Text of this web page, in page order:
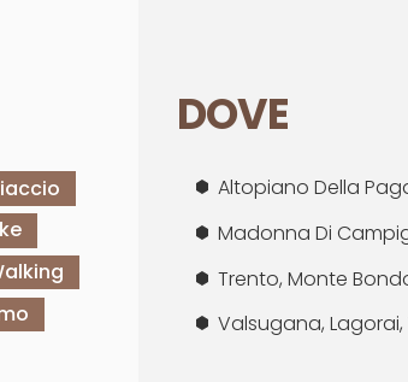
DOVE
Altopiano Della
Madonna Di
Trento, Monte
Valsugana,